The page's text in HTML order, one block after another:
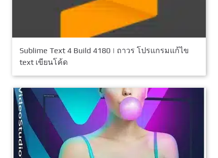
Sublime Text 4 Build 4180 | ถาวร โปรแกรมแก้ไข
text เขียนโค้ด